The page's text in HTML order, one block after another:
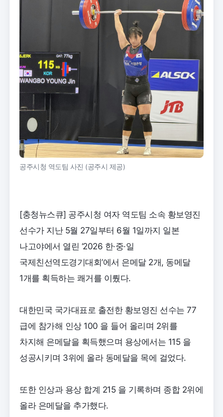
공주시청 역도팀 사진 (공주시 제공)
[충청뉴스큐] 공주시청 여자 역도팀 소속 황보영진
선수가 지난 5월 27일부터 6월 1일까지 일본
나고야에서 열린 ‘2026 한·중·일
국제친선역도경기대회’에서 은메달 2개, 동메달
1개를 획득하는 쾌거를 이뤘다.
대한민국 국가대표로 출전한 황보영진 선수는 77
급에 참가해 인상 100 을 들어 올리며 2위를
차지해 은메달을 획득했으며 용상에서는 115 을
성공시키며 3위에 올라 동메달을 목에 걸었다.
또한 인상과 용상 합계 215 을 기록하며 종합 2위에
올라 은메달을 추가했다.